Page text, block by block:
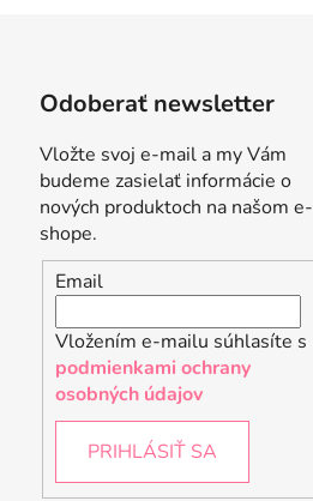
Odoberať newsletter
Vložte svoj e-mail a my Vám
budeme zasielať informácie o
nových produktoch na našom e-
shope.
Email
Vložením e-mailu súhlasíte s
podmienkami ochrany
osobných údajov
PRIHLÁSIŤ SA